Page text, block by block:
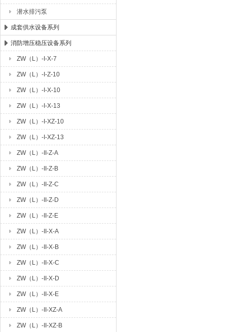
潜水排污泵
成套供水设备系列
消防增压稳压设备系列
ZW（L）-I-X-7
ZW（L）-I-Z-10
ZW（L）-I-X-10
ZW（L）-I-X-13
ZW（L）-I-XZ-10
ZW（L）-I-XZ-13
ZW（L）-II-Z-A
ZW（L）-II-Z-B
ZW（L）-II-Z-C
ZW（L）-II-Z-D
ZW（L）-II-Z-E
ZW（L）-II-X-A
ZW（L）-II-X-B
ZW（L）-II-X-C
ZW（L）-II-X-D
ZW（L）-II-X-E
ZW（L）-II-XZ-A
ZW（L）-II-XZ-B